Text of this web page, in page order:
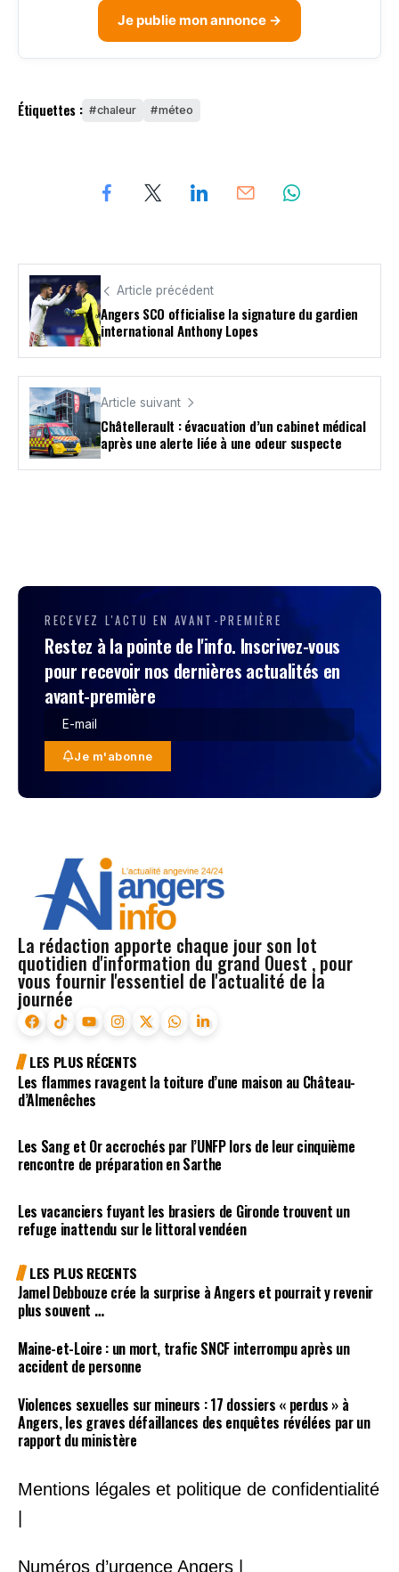
Je publie mon annonce →
Étiquettes : chaleur méteo
Article précédent
Angers SCO officialise la signature du gardien
international Anthony Lopes
Article suivant
Châtellerault : évacuation d’un cabinet médical
après une alerte liée à une odeur suspecte
RECEVEZ L'ACTU EN AVANT-PREMIÈRE
Restez à la pointe de l'info. Inscrivez-vous
pour recevoir nos dernières actualités en
avant-première
Je m'abonne
La rédaction apporte chaque jour son lot
quotidien d'information du grand Ouest , pour
vous fournir l'essentiel de l'actualité de la
journée
LES PLUS RÉCENTS
Les flammes ravagent la toiture d’une maison au Château-
d’Almenêches
Les Sang et Or accrochés par l’UNFP lors de leur cinquième
rencontre de préparation en Sarthe
Les vacanciers fuyant les brasiers de Gironde trouvent un
refuge inattendu sur le littoral vendéen
LES PLUS RECENTS
Jamel Debbouze crée la surprise à Angers et pourrait y revenir
plus souvent …
Maine-et-Loire : un mort, trafic SNCF interrompu après un
accident de personne
Violences sexuelles sur mineurs : 17 dossiers « perdus » à
Angers, les graves défaillances des enquêtes révélées par un
rapport du ministère
Mentions légales et politique de confidentialité
Numéros d’urgence Angers |